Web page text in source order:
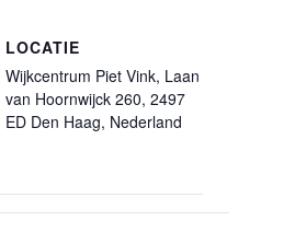
LOCATIE
Wijkcentrum Piet Vink, Laan
van Hoornwijck 260, 2497
ED Den Haag, Nederland